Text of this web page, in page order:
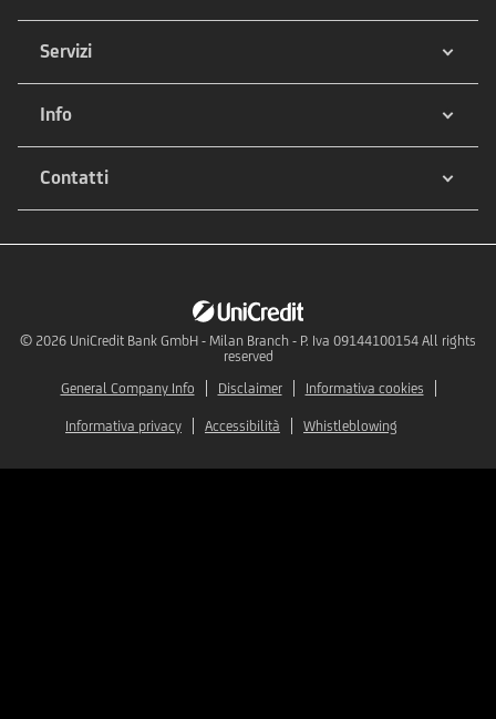
Servizi
Info
Contatti
© 2026 UniCredit Bank GmbH - Milan Branch - P. Iva 09144100154 All rights
reserved
General Company Info
Disclaimer Informativa cookies
Informativa privacy Accessibilità Whistleblowing